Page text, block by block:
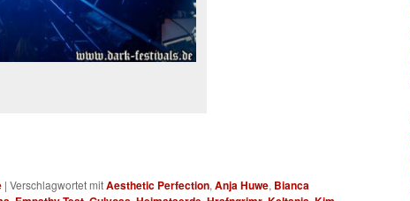
| Verschlagwortet mitAesthetic Perfection, Anja Huwe, Bianca